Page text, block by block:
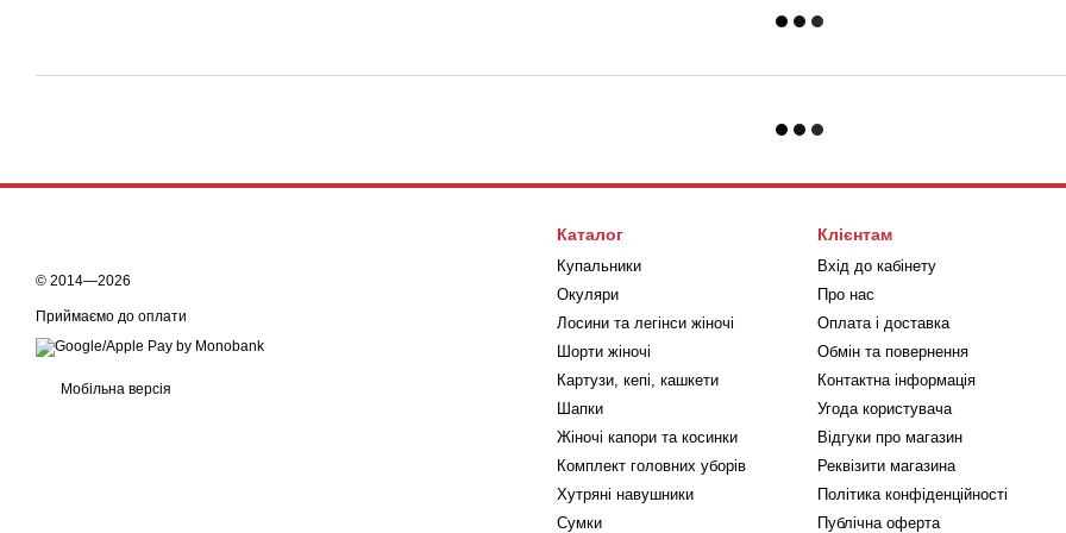
© 2014—2026
Приймаємо до оплати
Мобільна версія
Каталог
Купальники
Окуляри
Лосини та легінси жіночі
Шорти жіночі
Картузи, кепі, кашкети
Шапки
Жіночі капори та косинки
Комплект головних уборів
Хутряні навушники
Сумки
Клієнтам
Вхід до кабінету
Про нас
Оплата і доставка
Обмін та повернення
Контактна інформація
Угода користувача
Відгуки про магазин
Реквізити магазина
Політика конфіденційності
Публічна оферта